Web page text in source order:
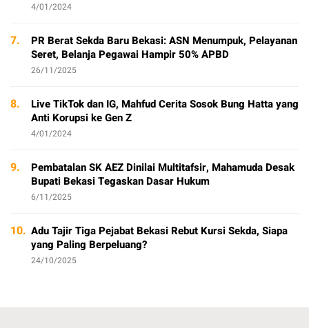
4/01/2024
7.
PR Berat Sekda Baru Bekasi: ASN Menumpuk, Pelayanan
Seret, Belanja Pegawai Hampir 50% APBD
26/11/2025
8.
Live TikTok dan IG, Mahfud Cerita Sosok Bung Hatta yang
Anti Korupsi ke Gen Z
4/01/2024
9.
Pembatalan SK AEZ Dinilai Multitafsir, Mahamuda Desak
Bupati Bekasi Tegaskan Dasar Hukum
6/11/2025
10. Adu Tajir Tiga Pejabat Bekasi Rebut Kursi Sekda, Siapa
yang Paling Berpeluang?
24/10/2025